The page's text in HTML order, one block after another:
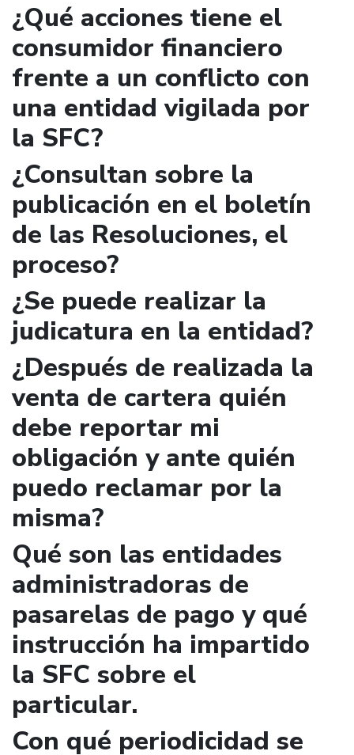
¿Qué acciones tiene el
consumidor financiero
frente a un conflicto con
una entidad vigilada por
la SFC?
¿Consultan sobre la
publicación en el boletín
de las Resoluciones, el
proceso?
¿Se puede realizar la
judicatura en la entidad?
¿Después de realizada la
venta de cartera quién
debe reportar mi
obligación y ante quién
puedo reclamar por la
misma?
Qué son las entidades
administradoras de
pasarelas de pago y qué
instrucción ha impartido
la SFC sobre el
particular.
Con qué periodicidad se